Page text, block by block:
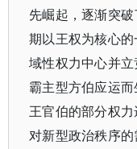
先崛起，逐渐突
期以王权为核心
域性权力中心并
霸主型方伯应运
王官伯的部分权
对新型政治秩序